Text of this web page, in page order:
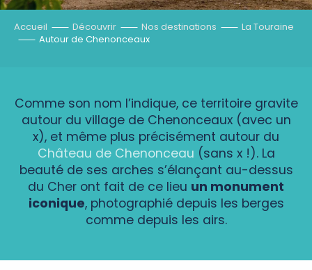
Accueil Découvrir Nos destinations
La Touraine
Autour de Chenonceaux
Comme son nom l’indique, ce territoire gravite
autour du village de Chenonceaux (avec un
x), et même plus précisément autour du
Château de Chenonceau (sans x !). La
beauté de ses arches s’élançant au-dessus
du Cher ont fait de ce lieu un monument
iconique, photographié depuis les berges
comme depuis les airs.